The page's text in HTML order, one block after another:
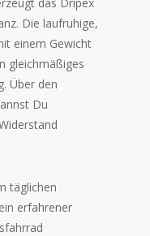
Die laufruhige,
einem Gewicht
gleichmäßiges
Über den
Du
täglichen
erfahrener